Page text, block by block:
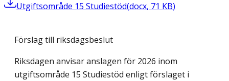
Utgiftsområde 15 Studiestöd(docx, 71 KB)
Förslag till riksdagsbeslut
Riksdagen anvisar anslagen för 2026 inom
utgiftsområde 15 Studiestöd enligt förslaget i